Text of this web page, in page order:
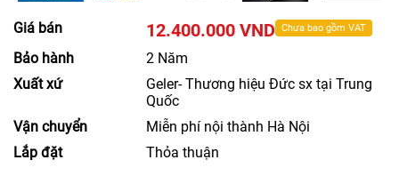
Giá bán 12.400.000 VND Chưa bao gồm VAT
Bảo hành
2 Năm
Xuất xứ
Geler- Thương hiệu Đức sx tại Trung
Quốc
Vận chuyển
Miễn phí nội thành Hà Nội
Lắp đặt
Thỏa thuận